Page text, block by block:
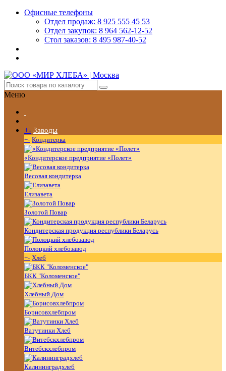
Офисные телефоны
Отдел продаж: 8 925 555 45 53
Отдел закупок: 8 964 562-12-52
Стол заказов: 8 495 987-40-52
Меню
+- Заводы
+- Кондитерка
«Кондитерское предприятие «Полет»
Весовая кондитерка
Елизавета
Золотой Повар
Кондитерская продукция республики Беларусь
Полоцкий хлебозавод
+- Хлеб
БКК "Коломенское"
Хлебный Дом
Борисовхлебпром
Ватутинки Хлеб
Витебскхлебпром
Калининградхлеб